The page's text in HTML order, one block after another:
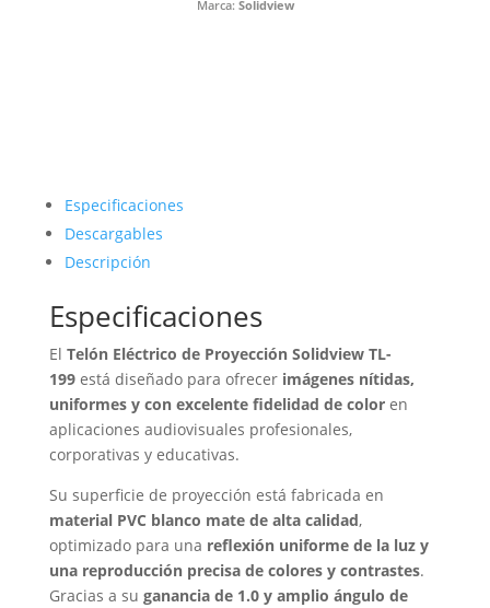
Marca: Solidview
Especificaciones
Descargables
Descripción
Especificaciones
El Telón Eléctrico de Proyección Solidview TL-
199está diseñado para ofrecer imágenes nítidas,
uniformes y con excelente fidelidad de coloren
aplicaciones audiovisuales profesionales,
corporativas y educativas.
Su superficie de proyección está fabricada en
material PVC blanco mate de alta calidad,
optimizado para una reflexión uniforme de la luz y
una reproducción precisa de colores y contrastes.
Gracias a su ganancia de 1.0 y amplio ángulo de